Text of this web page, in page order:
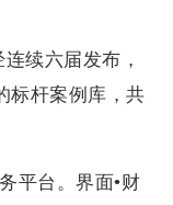
续六届发布，
标杆案例库，共
平台。界面•财